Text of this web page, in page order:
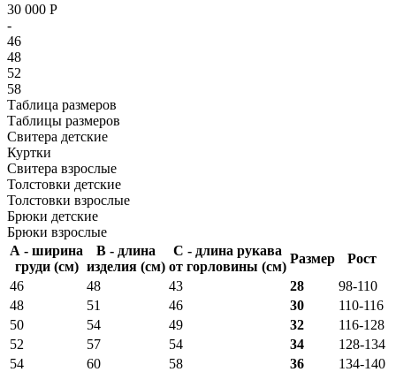
30 000 P
-
46
48
52
58
Таблица размеров
Таблицы размеров
Свитера детские
Куртки
Свитера взрослые
Толстовки детские
Толстовки взрослые
Брюки детские
Брюки взрослые
А - ширина
груди (см)
В - длина
изделия (см)
С - длина рукава
от горловины (см)
Размер
Рост
46
48 43 28
98-110
48
51 46 30
110-116
50
54 49 32
116-128
52
57 54 34
128-134
54
60 58 36
134-140